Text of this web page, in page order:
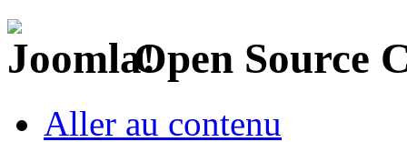
Open Source
Aller au contenu